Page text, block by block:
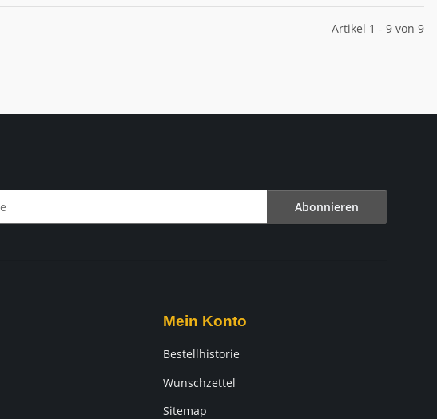
Artikel 1 - 9 von 9
Abonnieren
Mein Konto
Bestellhistorie
Wunschzettel
Sitemap